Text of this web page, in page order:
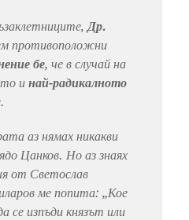
Др.
противоположни
бе, че в случай на
и най-радикалното
.
аз нямах никакви
Цанков. Но аз знаях
от Светослав
ме попита: „Кое
се изпъди князът или